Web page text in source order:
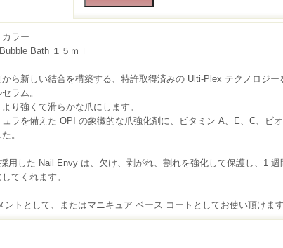
ラー
Bath １５ｍｌ
ら新しい結合を構築する、特許取得済みの Ulti-Plex テクノロジー
ラム。
り強くて滑らかな爪にします。
ラを備えた OPI の象徴的な爪強化剤に、ビタミン A、E、C、ビ
。
用した Nail Envy は、欠け、剥がれ、割れを強化して保護し、1 週
てくれます。
ントとして、またはマニキュア ベース コートとしてお使い頂けます